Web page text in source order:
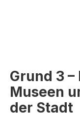
Grund 3
Museen
der Stadt